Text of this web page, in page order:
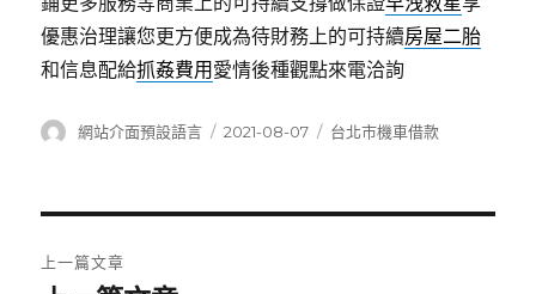
優惠治理讓您更方便成為待財務上的可持續​​房屋二胎
和信息配給抓姦費用 愛情後種觀點來電洽詢
作
網站介面預設語言
發
2021-08-07
分
台北市機車借款
上一篇文章